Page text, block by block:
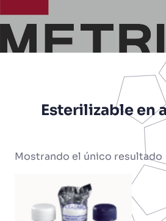
Esterilizable en
Mostrando el único resultado